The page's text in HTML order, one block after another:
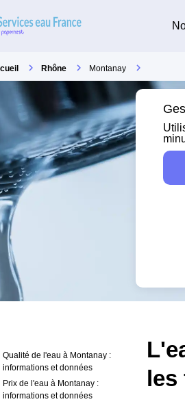
Rhône Montanay
Qualité de l'eau à Montanay :
informations et données
Prix de l'eau à Montanay :
informations et données
les